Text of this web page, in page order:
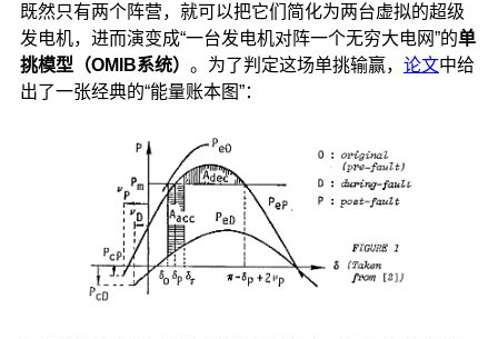
既然只有两个阵营，就可以把它们简化为两台虚拟的超级
发电机，进而演变成“一台发电机对阵一个无穷大电网”的单
挑模型（OMIB系统） 。为了判定这场单挑输赢， 论文中给
出了一张经典的“能量账本图”：